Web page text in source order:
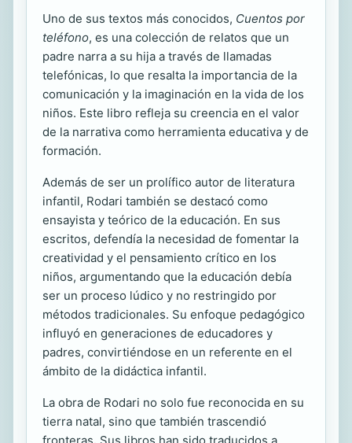
Uno de sus textos más conocidos, Cuentos por
teléfono, es una colección de relatos que un
padre narra a su hija a través de llamadas
telefónicas, lo que resalta la importancia de la
comunicación y la imaginación en la vida de los
niños. Este libro refleja su creencia en el valor
de la narrativa como herramienta educativa y de
formación.
Además de ser un prolífico autor de literatura
infantil, Rodari también se destacó como
ensayista y teórico de la educación. En sus
escritos, defendía la necesidad de fomentar la
creatividad y el pensamiento crítico en los
niños, argumentando que la educación debía
ser un proceso lúdico y no restringido por
métodos tradicionales. Su enfoque pedagógico
influyó en generaciones de educadores y
padres, convirtiéndose en un referente en el
ámbito de la didáctica infantil.
La obra de Rodari no solo fue reconocida en su
tierra natal, sino que también trascendió